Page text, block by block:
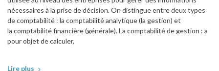
nécessaires à la prise de décision. On distingue entre deux types
de comptabilité : la comptabilité analytique (la gestion) et
la comptabilité financière (générale). La comptabilité de gestion : a
pour objet de calculer,
Lire plus